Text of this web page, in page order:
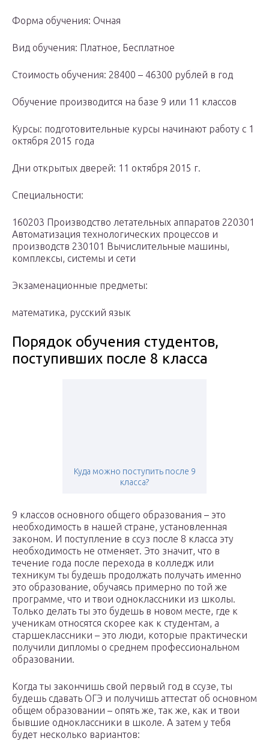
Форма обучения: Очная
Вид обучения: Платное, Бесплатное
Стоимость обучения: 28400 – 46300 рублей в год
Обучение производится на базе 9 или 11 классов
Курсы: подготовительные курсы начинают работу с 1
октября 2015 года
Дни открытых дверей: 11 октября 2015 г.
Специальности:
160203 Производство летательных аппаратов 220301
Автоматизация технологических процессов и
производств 230101 Вычислительные машины,
комплексы, системы и сети
Экзаменационные предметы:
математика, русский язык
Порядок обучения студентов,
поступивших после 8 класса
Куда можно поступить после 9
класса?
9 классов основного общего образования – это
необходимость в нашей стране, установленная
законом. И поступление в ссуз после 8 класса эту
необходимость не отменяет. Это значит, что в
течение года после перехода в колледж или
техникум ты будешь продолжать получать именно
это образование, обучаясь примерно по той же
программе, что и твои одноклассники из школы.
Только делать ты это будешь в новом месте, где к
ученикам относятся скорее как к студентам, а
старшеклассники – это люди, которые практически
получили дипломы о среднем профессиональном
образовании.
Когда ты закончишь свой первый год в ссузе, ты
будешь сдавать ОГЭ и получишь аттестат об основном
общем образовании – опять же, так же, как и твои
бывшие одноклассники в школе. А затем у тебя
будет несколько вариантов: